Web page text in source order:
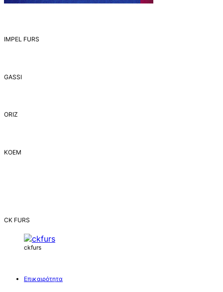
IMPEL FURS
GASSI
ORIZ
ΚΟΕΜ
CK FURS
ckfurs
Επικαιρότητα